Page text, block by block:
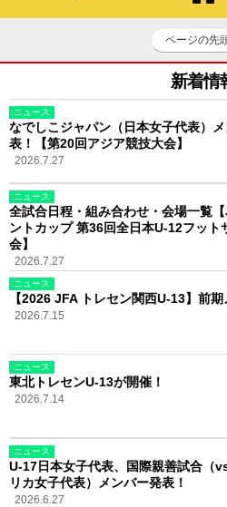
ページの先
新着情
ニュース
なでしこジャパン（日本女子代表）
表！【第20回アジア競技大会】
2026.7.27
ニュース
全試合日程・組み合わせ・会場一覧
ントカップ 第36回全日本U-12フット
会】
2026.7.27
ニュース
【2026 JFA トレセン関西U-13】前
2026.7.15
ニュース
東北トレセンU-13が開催！
2026.7.14
ニュース
U-17日本女子代表、国際親善試合（
リカ女子代表）メンバー発表！
2026.6.27